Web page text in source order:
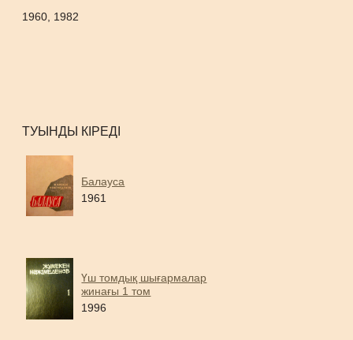
1960, 1982
ТУЫНДЫ КІРЕДІ
Балауса
1961
Үш томдық шығармалар
жинағы 1 том
1996